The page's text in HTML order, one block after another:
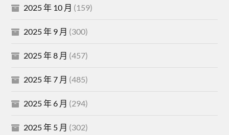
2025 年 10 月 (159)
2025 年 9 月 (300)
2025 年 8 月 (457)
2025 年 7 月 (485)
2025 年 6 月 (294)
2025 年 5 月 (302)